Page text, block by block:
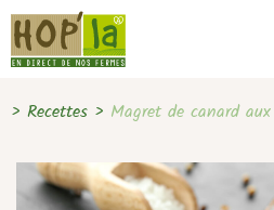
> Recettes > Magret de canard